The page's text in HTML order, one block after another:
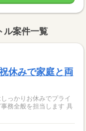
ル案件一覧
休みで家庭と両
っかりお休みでプライ
務全般を担当します 具